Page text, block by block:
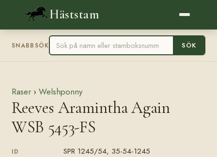
Häststam
SNABBSÖK SÖK
Raser › Welshponny
Reeves Aramintha Again
WSB 5453-FS
ID SPR 1245/54, 35-54-1245